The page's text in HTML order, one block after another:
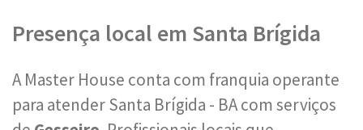
Presença local em Santa Brígida
A Master House conta com franquia operante
para atender Santa Brígida - BA com serviços